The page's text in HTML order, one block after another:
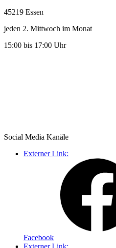
45219 Essen
jeden 2. Mittwoch im Monat
15:00 bis 17:00 Uhr
Social Media Kanäle
Externer Link:
Facebook
Externer Link: